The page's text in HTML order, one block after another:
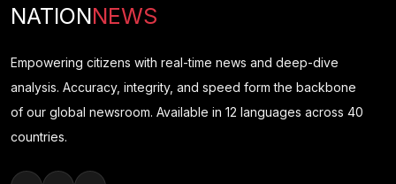
NATIONNEWS
Empowering citizens with real-time news and deep-dive
analysis. Accuracy, integrity, and speed form the backbone
of our global newsroom. Available in 12 languages across 40
countries.